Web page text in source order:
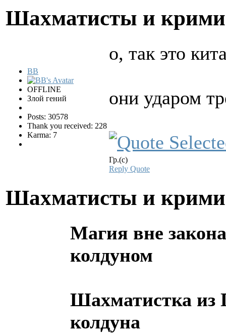
Шахматисты и
BB
OFFLINE
Злой гений
Posts: 30578
Thank you received: 228
Karma: 7
о, так это
они ударом
Гр.(с)
Reply Quote
Шахматисты и
Магия вне
колдуном
Шахматистка из
колдуна